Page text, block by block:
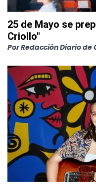
25 de Mayo se
Criollo"
PorRedacción Diario de